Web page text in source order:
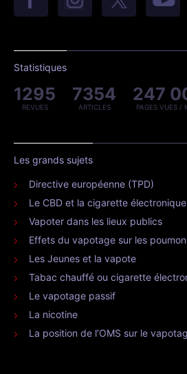
Statistiques
1295
REVUES
7354
ARTICLES
247
PAGES VUES /
Les grands sujets
Directive européenne (TPD)
Le CBD et la cigarette électronique
Vapoter dans les lieux publics
Effets du vapotage sur les
Les Jeunes et la vapote
Tabac chauffé ou cigarette
Le vapotage passif
La nicotine
La position de l’OMS sur le